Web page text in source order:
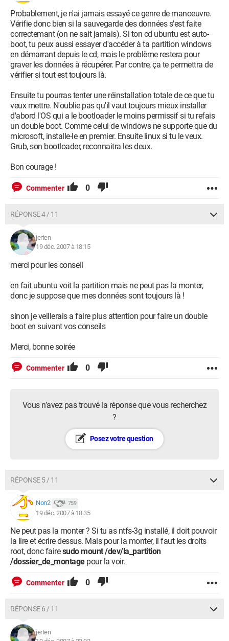
Probablement, je n'ai jamais essayé ce genre de manoeuvre.
Vérifie donc bien si la sauvegarde des données s'est faite
correctemant (on ne sait jamais). Si ton cd ubuntu est auto-
boot, tu peux aussi essayer d'accéder à ta partition windows
en démarrant depuis le cd, mais le problème restera pour
graver les données à récupérer. Par contre, ça te permettra de
vérifier si tout est toujours là.
Ensuite tu pourras tenter une réinstallation totale de ce que tu
veux mettre. N'oublie pas qu'il vaut toujours mieux installer
d'abord l'OS qui a le bootloader le moins permissif si tu refais
un double boot. Comme celui de windows ne supporte que du
microsoft, installe-le en premier. Ensuite linux si tu le veux.
Grub, son bootloader, reconnaitra les deux.
Bon courage !
Commenter 0
RÉPONSE 4 / 11
jerten
19 déc. 2007 à 18:15
merci pour les conseil
en fait ubuntu voit la partition mais ne peut pas la monter,
donc je suppose que mes données sont toujours là !
sinon je veillerais a faire plus attention pour faire un double
boot en suivant vos conseils
Merci, bonne soirée
Commenter 0
Vous n’avez pas trouvé la réponse que vous recherchez
?
Posez votre question
RÉPONSE 5 / 11
Non2 759
19 déc. 2007 à 18:35
Ne peut pas la monter ? Si tu as ntfs-3g installé, il doit pouvoir
la lire et écrire dessus. Mais pour la monter, il faut les droits
root, donc fairesudo mount /dev/la_partition
/dossier_de_montagepour la voir.
Commenter 0
RÉPONSE 6 / 11
jerten